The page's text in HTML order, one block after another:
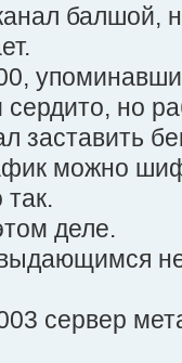
балшой,
но
заставить
можно
деле.
не
сервер